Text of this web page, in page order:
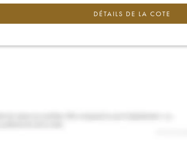
DÉTAILS DE LA COTE